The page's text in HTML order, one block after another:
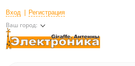
Вход Регистрация
Ваш город: